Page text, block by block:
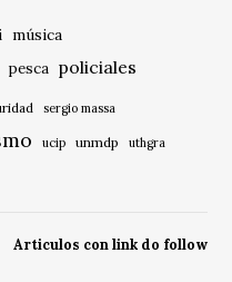
música
pesca policiales
sergio massa
ucip unmdp
uthgra
Articulos con link do follow